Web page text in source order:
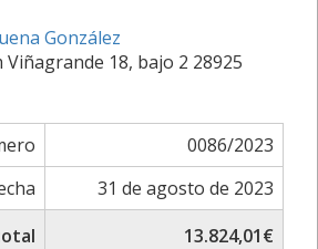
González
Viñagrande 18, bajo 2 28925
0086/2023
31 de agosto de 2023
13.824,01€